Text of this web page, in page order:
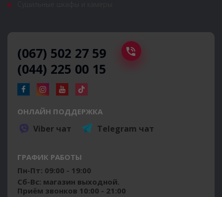
(067) 502 27 59
(044) 225 00 15
ОНЛАЙН ПОДДЕРЖКА
Viber чат Telegram чат
ГРАФИК РАБОТЫ
Пн-Пт: 09:00 - 19:00
Сб-Вс: магазин выходной.
Приём звонков 10:00 - 21:00